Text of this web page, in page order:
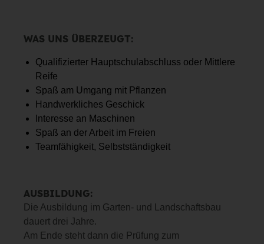
WAS UNS ÜBERZEUGT:
Qualifizierter Hauptschulabschluss oder Mittlere
Reife
Spaß am Umgang mit Pflanzen
Handwerkliches Geschick
Interesse an Maschinen
Spaß an der Arbeit im Freien
Teamfähigkeit, Selbstständigkeit
AUSBILDUNG:
Die Ausbildung im Garten- und Landschaftsbau
dauert drei Jahre.
Am Ende steht dann die Prüfung zum